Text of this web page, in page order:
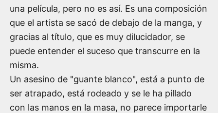
una película, pero no es así. Es una composición
que el artista se sacó de debajo de la manga, y
gracias al título, que es muy dilucidador, se
puede entender el suceso que transcurre en la
misma.
Un asesino de "guante blanco", está a punto de
ser atrapado, está rodeado y se le ha pillado
con las manos en la masa, no parece importarle